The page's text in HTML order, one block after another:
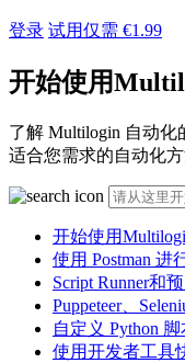
登录 试用仅需 €1.99
开始使用
了解 Multilogin 自动
适合您需求的自动化方
开始使用
使用 Postman 进
Script Runner和
Puppeteer、
自定义 Python 脚
使用开发者工具